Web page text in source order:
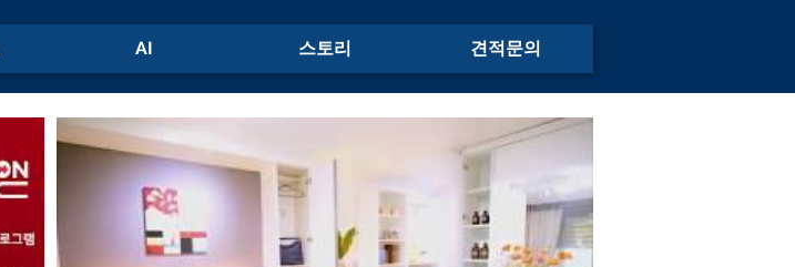
AI 스토리 견적문의